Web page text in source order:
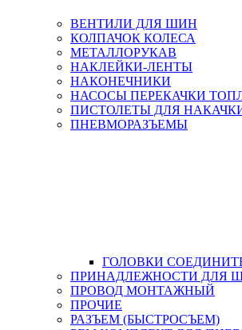
ВЕНТИЛИ ДЛЯ ШИН
КОЛПАЧОК КОЛЕСА
МЕТАЛЛОРУКАВ
НАКЛЕЙКИ-ЛЕНТЫ
НАКОНЕЧНИКИ
НАСОСЫ ПЕРЕКАЧКИ
ПИСТОЛЕТЫ ДЛЯ
ПНЕВМОРАЗЪЕМЫ
ГОЛОВКИ
ПРИНАДЛЕЖНОСТИ ДЛЯ
ПРОВОД МОНТАЖНЫЙ
ПРОЧИЕ
РАЗЪЕМ (БЫСТРОСЪЕМ)